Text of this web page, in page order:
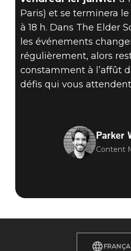
Paris) et se terminera le
à 18 h. Dans The Elder
les événements
régulièrement, alors
constamment à l’affût
défis qui vous
Parker
Content